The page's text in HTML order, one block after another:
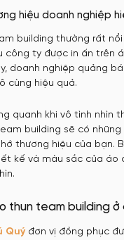
hiệu doanh nghiệp
building thường rất nổi
công ty được in ấn trên
doanh nghiệp quảng
cùng hiệu quả.
quanh khi vô tình nhìn
building sẽ có
thương hiệu của bạn.
kế và màu sắc của áo
thun team building ở
Quý đơn vị đồng phục